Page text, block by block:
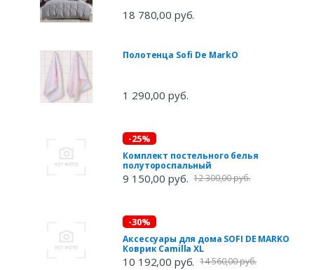
18 780,00 руб.
Полотенца Sofi De MarkO
1 290,00 руб.
-25%
Комплект постельного белья
полутороспальный
9 150,00 руб. 12 300,00 руб.
-30%
Аксессуары для дома SOFI DE MARKO
Коврик Camilla XL
10 192,00 руб. 14 560,00 руб.